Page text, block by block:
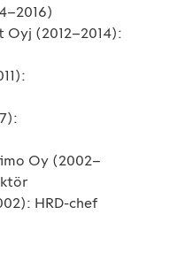
Oyj (2012–2014):
Oy (2002–
HRD-chef